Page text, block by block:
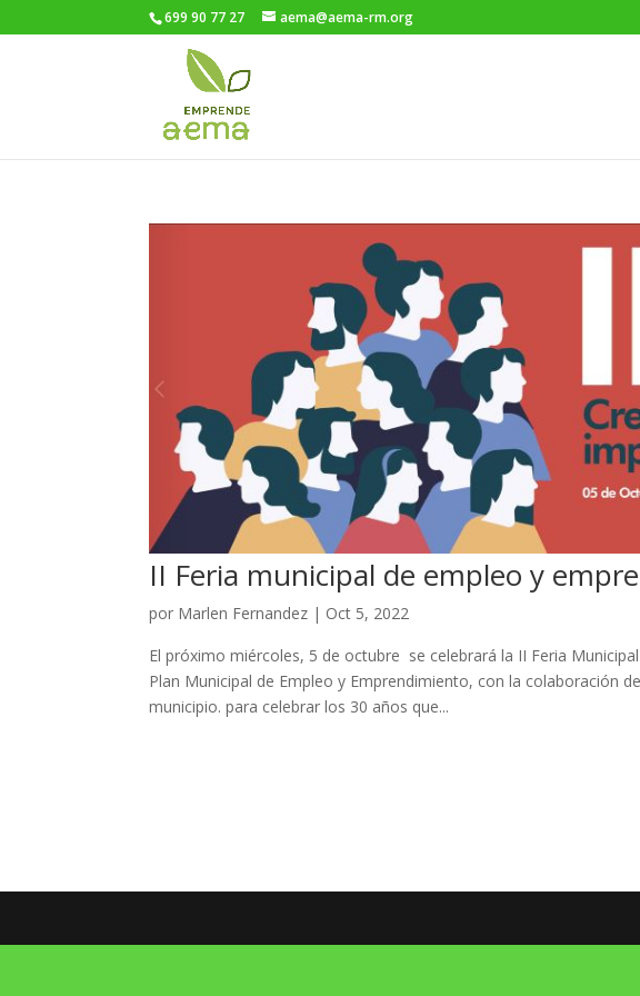
699 90 77 27 aema@aema-rm.org
II Feria municipal de empleo y
por Marlen Fernandez | Oct 5, 2022
El próximo miércoles, 5 de octubre se celebrará la II Feria
Plan Municipal de Empleo y Emprendimiento, con la colaboración
municipio. para celebrar los 30 años que...